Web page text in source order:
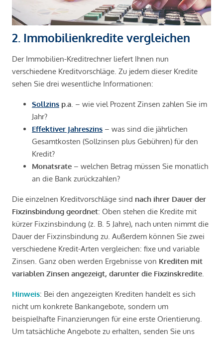
2. Immobilienkredite vergleichen
Der Immobilien-Kreditrechner liefert Ihnen nun
verschiedene Kreditvorschläge. Zu jedem dieser Kredite
sehen Sie drei wesentliche Informationen:
Sollzins p.a . – wie viel Prozent Zinsen zahlen Sie im
Jahr?
Effektiver Jahreszins – was sind die jährlichen
Gesamtkosten (Sollzinsen plus Gebühren) für den
Kredit?
Monatsrate – welchen Betrag müssen Sie monatlich
an die Bank zurückzahlen?
Die einzelnen Kreditvorschläge sind nach ihrer Dauer der
Fixzinsbindung geordnet: Oben stehen die Kredite mit
kürzer Fixzinsbindung (z. B. 5 Jahre), nach unten nimmt die
Dauer der Fixzinsbindung zu. Außerdem können Sie zwei
verschiedene Kredit-Arten vergleichen: fixe und variable
Zinsen. Ganz oben werden Ergebnisse von Krediten mit
variablen Zinsen angezeigt, darunter die Fixzinskredite
Hinweis: Bei den angezeigten Krediten handelt es sich
nicht um konkrete Bankangebote, sondern um
beispielhafte Finanzierungen für eine erste Orientierung.
Um tatsächliche Angebote zu erhalten, senden Sie uns